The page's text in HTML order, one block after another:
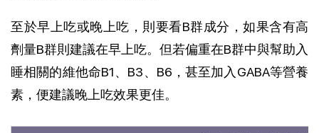
至於早上吃或晚上吃，則要看B群成分，如果含有高
劑量B群則建議在早上吃。但若偏重在B群中與幫助入
睡相關的維他命B1、B3、B6，甚至加入GABA等營養
素，便建議晚上吃效果更佳。